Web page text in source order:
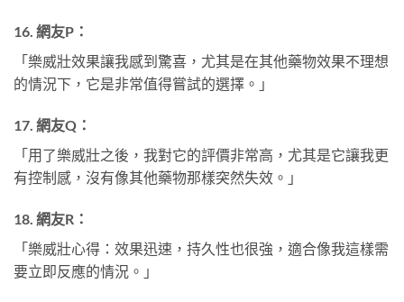
16. 網友P：
「樂威壯效果讓我感到驚喜，尤其是在其他藥物效果不理想
的情況下，它是非常值得嘗試的選擇。」
17. 網友Q：
「用了樂威壯之後，我對它的評價非常高，尤其是它讓我更
有控制感，沒有像其他藥物那樣突然失效。」
18. 網友R：
「樂威壯心得：效果迅速，持久性也很強，適合像我這樣需
要立即反應的情況。」